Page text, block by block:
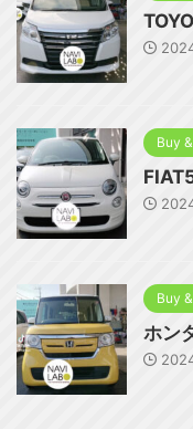
Buy
Buy
ホン